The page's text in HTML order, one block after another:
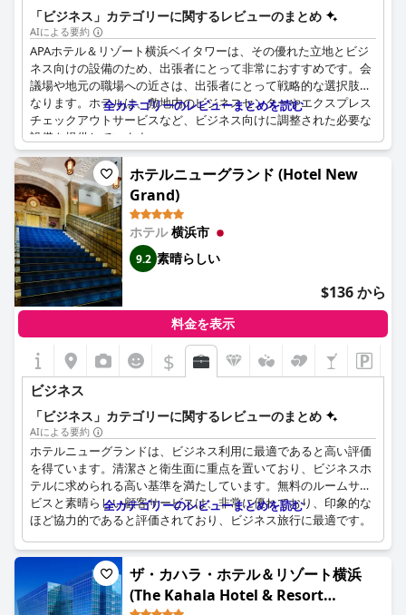
「ビジネス」カテゴリーに関するレビューのまとめ
AIによる要約
APAホテル＆リゾート横浜ベイタワーは、その優れた立地とビジ
ネス向けの設備のため、出張者にとって非常におすすめです。会
議場や地元の職場への近さは、出張者にとって戦略的な選択肢と
なります。ホテルは、敷地内のビジネスセンターやエクスプレス
チェックアウトサービスなど、ビジネス向けに調整された必要な
設備を提供しています。
客室は、清潔でモダンであり、大きなベッドが備わっており、短
期の会議と長期滞在の両方に最適であると説明されています。さ
らに、ユーザーフレンドリーなアプリと、電話からテレビ画面へ
のブロードキャスト機能は、テクノロジーに精通したゲストにと
って利便性を高めます。
時折スタッフに問題があるものの、申し分のないサービスと、温
泉や4階のファミリーマートなどの豊富なアメニティが、快適で
効率的な滞在に貢献しています。ホテルは地下鉄の駅や地元の施
設にも近いため、ビジネス目的での魅力をさらに高めています。
全体として、APAホテル＆リゾート横浜ベイタワーは、出張中の
プロフェッショナルのニーズに十分に応える、ビジネスフレンド
リーな環境を提供しています。
全カテゴリーのレビューまとめを読む
ホテルニューグランド (Hotel New
Grand)
ホテル横浜市
9.2 素晴らしい
$136 から
料金を表示
$
ビジネス
「ビジネス」カテゴリーに関するレビューのまとめ
AIによる要約
ホテルニューグランドは、ビジネス利用に最適であると高い評価
を得ています。清潔さと衛生面に重点を置いており、ビジネスホ
テルに求められる高い基準を満たしています。無料のルームサー
ビスと素晴らしい顧客サービスは、非常に優れており、印象的な
ほど協力的であると評価されており、ビジネス旅行に最適です。
頻繁にビジネスで利用する人々は、施設が使いやすく、部屋の快
適さと機能性、特にラップトップの使用やリモートワークに役立
つ強力な WIFI を高く評価しています。ホテルが有名であること
を考えると、ハイエンドな都会の設定と手頃な価格は、魅力的な
全カテゴリーのレビューまとめを読む
ザ・カハラ・ホテル＆リゾート横浜
(The Kahala Hotel & Resort